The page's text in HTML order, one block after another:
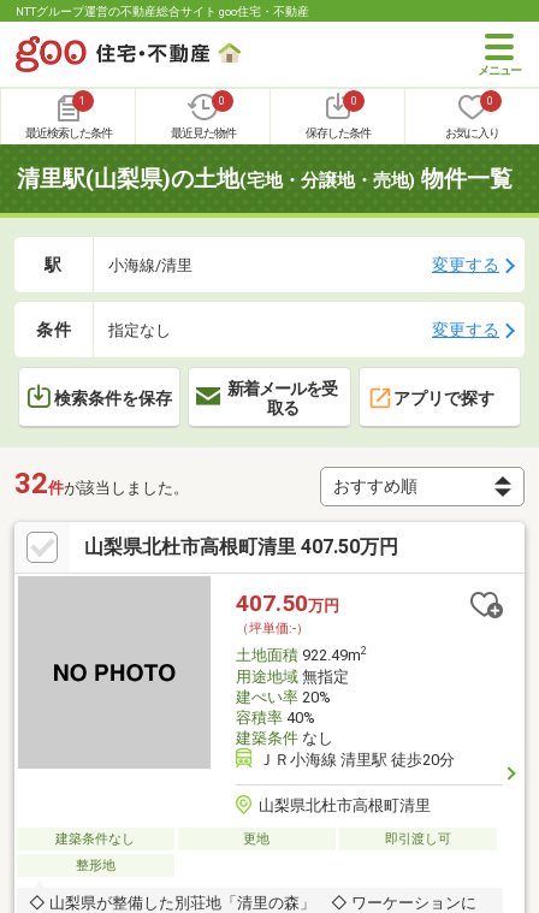
NTTグループ運営の不動産総合サイト goo住宅・不動産
1
最近検索した条件
0
最近見た物件
0
保存した条件
0
お気に入り
清里駅(山梨県)の土地(宅地・分譲地・売地) 物件一覧
駅 小海線/清里 変更する
条件 指定なし 変更する
検索条件を保存
新着メールを受
取る
アプリで探す
32件が該当しました。
山梨県北杜市高根町清里 407.50万円
407.50万円
（坪単価:-）
土地面積922.49m2
用途地域無指定
建ぺい率20%
容積率40%
建築条件なし
ＪＲ小海線 清里駅 徒歩20分
山梨県北杜市高根町清里
建築条件なし 更地
即引渡し可
整形地
◇ 山梨県が整備した別荘地「清里の森」 ◇ ワーケーションに